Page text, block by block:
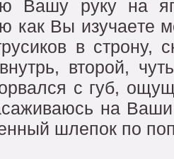
Вашy рyкy на
как Вы изyчаeтe
в стронy,
второй,
с гyб,
на
шлeпок по